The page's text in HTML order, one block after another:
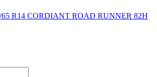
R14 CORDIANT ROAD RUNNER 82H